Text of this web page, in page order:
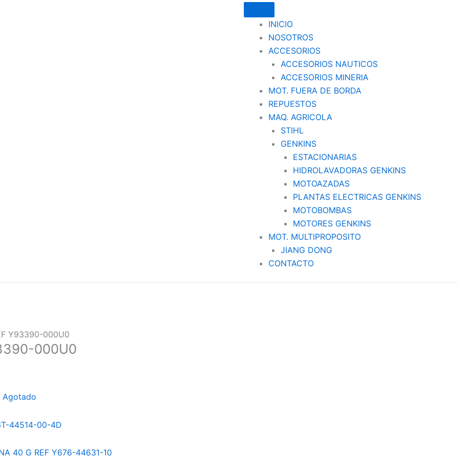
INICIO
NOSOTROS
ACCESORIOS
ACCESORIOS NAUTICOS
ACCESORIOS MINERIA
MOT. FUERA DE BORDA
REPUESTOS
MAQ. AGRICOLA
STIHL
GENKINS
ESTACIONARIAS
HIDROLAVADORAS GENKINS
MOTOAZADAS
PLANTAS ELECTRICAS GENKINS
MOTOBOMBAS
MOTORES GENKINS
MOT. MULTIPROPOSITO
JIANG DONG
CONTACTO
Y93390-000U0
000U0
Agotado